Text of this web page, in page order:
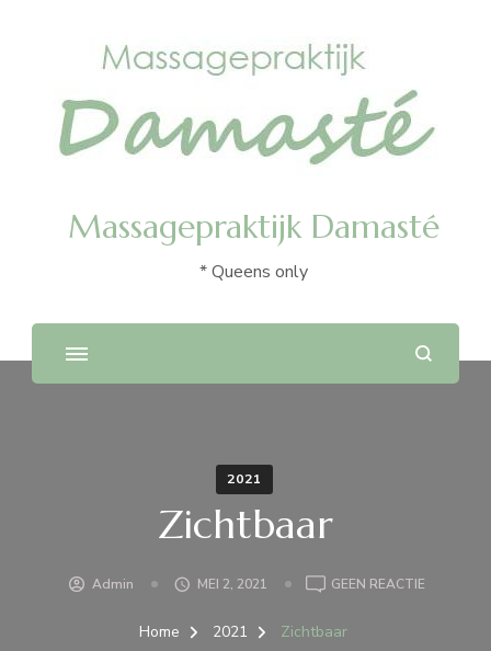
Massagepraktijk Damasté
* Queens only
2021
Zichtbaar
Admin MEI 2, 2021 GEEN REACTIEOP
Home 2021 Zichtbaar